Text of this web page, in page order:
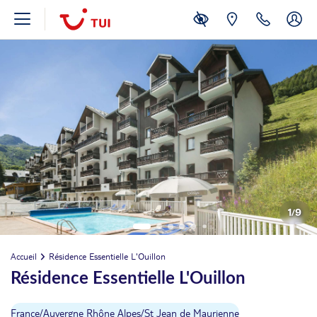
1/9
Accueil Résidence Essentielle L'Ouillon
Résidence Essentielle L'Ouillon
France/Auvergne Rhône Alpes/St Jean de Maurienne